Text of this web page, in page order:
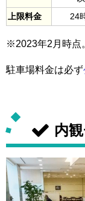
上限料金
24
※2023年2月時点
駐車場料金は必ず
内